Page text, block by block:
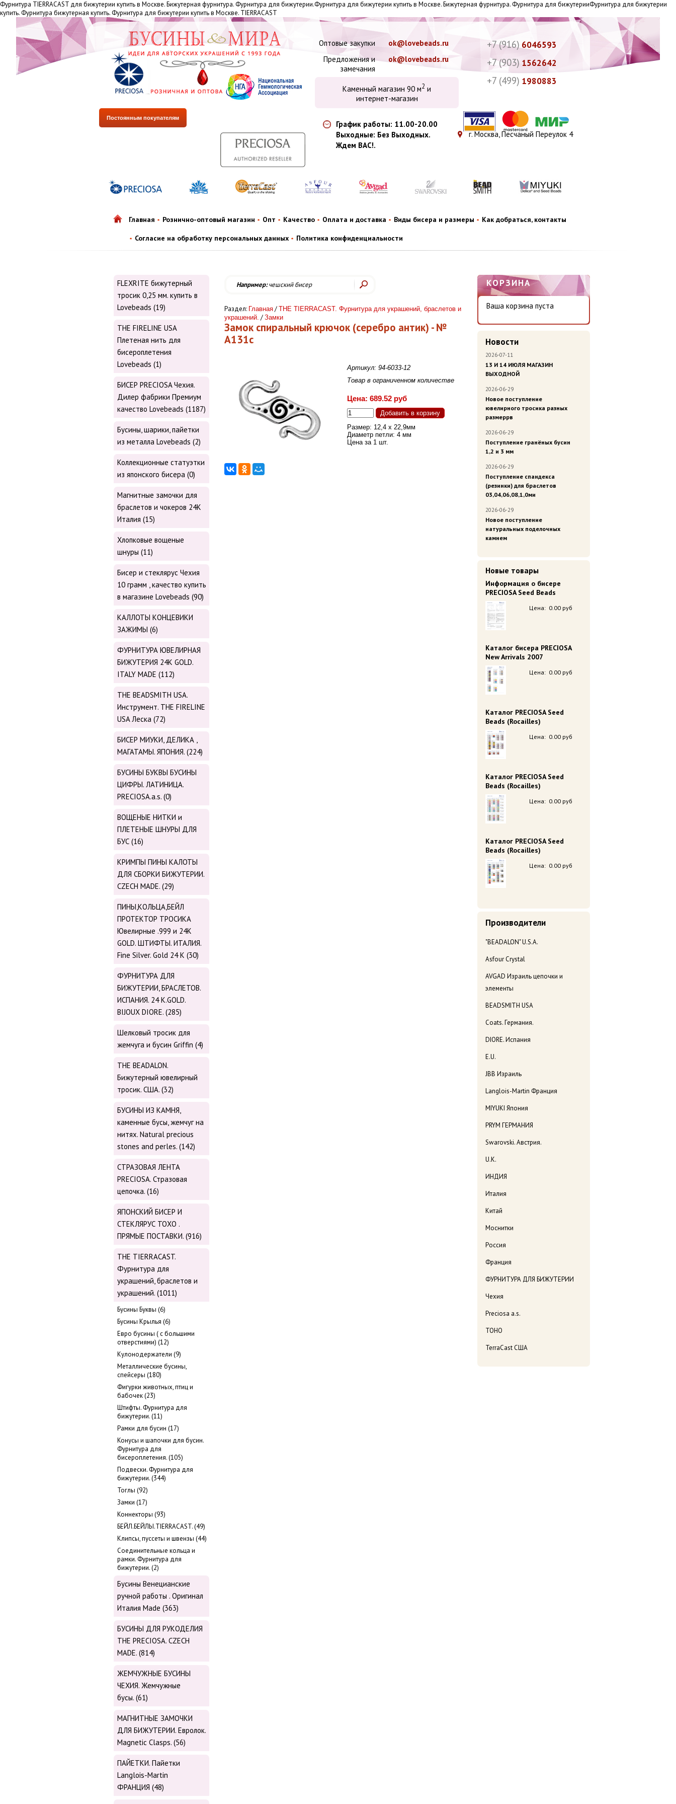
Фурнитура TIERRACAST для бижутерии купить в Москве. Бижутерная фурнитура. Фурнитура для бижутерии.Фурнитура для бижутерии купить в Москве. Бижутерная фурнитура. Фурнитура для бижутерииФурнитура для бижутерии
купить. Фурнитура бижутерная купить. Фурнитура для бижутерии купить в Москве. TIERRACAST
+7 (916) 6046593
+7 (903) 1562642
+7 (499) 1980883
Оптовые закупки
ok@lovebeads.ru
Предложения и
замечания
ok@lovebeads.ru
Каменный магазин 90 м2 и
интернет-магазин
г. Москва, Песчаный Переулок 4
График работы: 11.00-20.00
Выходные: Без Выходных.
Ждем ВАС!.
Постоянным покупателям
Главная Рознично-оптовый магазин Опт Качество Оплата и доставка Виды бисера и размеры Как добраться, контакты
Согласие на обработку персональных данных Политика конфиденциальности
КОРЗИНА
Ваша корзина пуста
Новости
2026-07-11
13 И 14 ИЮЛЯ МАГАЗИН
ВЫХОДНОЙ
2026-06-29
Новое поступление
ювелирного тросика разных
размеррв
2026-06-29
Поступление гранёных бусин
1,2 и 3 мм
2026-06-29
Поступление спандекса
(резинки) для браслетов
03,04,06,08,1,0ми
2026-06-29
Новое поступление
натуральных поделочных
камнем
Новые товары
Информация о бисере
PRECIOSA Seed Beads
Цена: 0.00 руб
Каталог бисера PRECIOSA
New Arrivals 2007
Цена: 0.00 руб
Каталог PRECIOSA Seed
Beads (Rocailles)
Цена: 0.00 руб
Каталог PRECIOSA Seed
Beads (Rocailles)
Цена: 0.00 руб
Каталог PRECIOSA Seed
Beads (Rocailles)
Цена: 0.00 руб
Производители
"BEADALON" U.S.A.
Asfour Crystal
AVGAD Израиль цепочки и
элементы
BEADSMITH USA
Coats. Германия.
DIORE. Испания
E.U.
JBB Израиль
Langlois-Martin Франция
MIYUKI Япония
PRYM ГЕРМАНИЯ
Swarovski. Австрия.
U.K.
ИНДИЯ
Италия
Китай
Моснитки
Россия
Франция
ФУРНИТУРА ДЛЯ БИЖУТЕРИИ
Чехия
Preciosa a.s.
TOHO
TerraCast США
FLEXRITE бижутерный
тросик 0,25 мм. купить в
Lovebeads (19)
THE FIRELINE USA
Плетеная нить для
бисероплетения
Lovebeads (1)
БИСЕР PRECIOSA Чехия.
Дилер фабрики Премиум
качество Lovebeads (1187)
Бусины, шарики, пайетки
из металла Lovebeads (2)
Коллекционные статуэтки
из японского бисера (0)
Магнитные замочки для
браслетов и чокеров 24К
Италия (15)
Хлопковые вощеные
шнуры (11)
Бисер и стеклярус Чехия
10 грамм , качество купить
в магазине Lovebeads (90)
КАЛЛОТЫ КОНЦЕВИКИ
ЗАЖИМЫ (6)
ФУРНИТУРА ЮВЕЛИРНАЯ
БИЖУТЕРИЯ 24К GOLD.
ITALY MADE (112)
THE BEADSMITH USA.
Инструмент. THE FIRELINE
USA Леска (72)
БИСЕР МИУКИ, ДЕЛИКА ,
МАГАТАМЫ. ЯПОНИЯ. (224)
БУСИНЫ БУКВЫ БУСИНЫ
ЦИФРЫ. ЛАТИНИЦА.
PRECIOSA.a.s. (0)
ВОЩЕНЫЕ НИТКИ и
ПЛЕТЕНЫЕ ШНУРЫ ДЛЯ
БУС (16)
КРИМПЫ ПИНЫ КАЛОТЫ
ДЛЯ СБОРКИ БИЖУТЕРИИ.
CZECH MADE. (29)
ПИНЫ,КОЛЬЦА,БЕЙЛ
ПРОТЕКТОР ТРОСИКА
Ювелирные .999 и 24К
GOLD. ШТИФТЫ. ИТАЛИЯ.
Fine Silver. Gold 24 K (30)
ФУРНИТУРА ДЛЯ
БИЖУТЕРИИ, БРАСЛЕТОВ.
ИСПАНИЯ. 24 K.GOLD.
BIJOUX DIORE. (285)
Шелковый тросик для
жемчуга и бусин Griffin (4)
THE BEADALON.
Бижутерный ювелирный
тросик. США. (32)
БУСИНЫ ИЗ КАМНЯ,
каменные бусы, жемчуг на
нитях. Natural precious
stones and perles. (142)
СТРАЗОВАЯ ЛЕНТА
PRECIOSA. Стразовая
цепочка. (16)
ЯПОНСКИЙ БИСЕР И
СТЕКЛЯРУС TOХО .
ПРЯМЫЕ ПОСТАВКИ. (916)
THE TIERRACAST.
Фурнитура для
украшений, браслетов и
украшений. (1011)
Бусины Буквы (6)
Бусины Крылья (6)
Евро бусины ( с большими
отверстиями) (12)
Кулонодержатели (9)
Металлические бусины,
cпейсеры (180)
Фигурки животных, птиц и
бабочек (23)
Штифты. Фурнитура для
бижутерии. (11)
Рамки для бусин (17)
Конусы и шапочки для бусин.
Фурнитура для
бисероплетения. (105)
Подвески. Фурнитура для
бижутерии. (344)
Тоглы (92)
Замки (17)
Коннекторы (93)
БЕЙЛ.БЕЙЛЫ.TIERRACAST. (49)
Клипсы, пуссеты и швензы (44)
Соединительные кольца и
рамки. Фурнитура для
бижутерии. (2)
Бусины Венецианские
ручной работы . Оригинал
Италия Made (363)
БУСИНЫ ДЛЯ РУКОДЕЛИЯ
THE PRECIOSA. CZECH
MADE. (814)
ЖЕМЧУЖНЫЕ БУСИНЫ
ЧЕХИЯ. Жемчужные
бусы. (61)
МАГНИТНЫЕ ЗАМОЧКИ
ДЛЯ БИЖУТЕРИИ. Евролок.
Magnetic Сlasps. (56)
ПАЙЕТКИ. Пайетки
Langlois-Martin
ФРАНЦИЯ (48)
Например:чешский бисер
Раздел: Главная / THE TIERRACAST. Фурнитура для украшений, браслетов и
украшений. / Замки
Замок спиральный крючок (серебро антик) - №
А131с
Артикул: 94-6033-12
Товар в ограниченном количестве
Цена: 689.52 руб
Размер: 12,4 х 22,9мм
Диаметр петли: 4 мм
Цена за 1 шт.